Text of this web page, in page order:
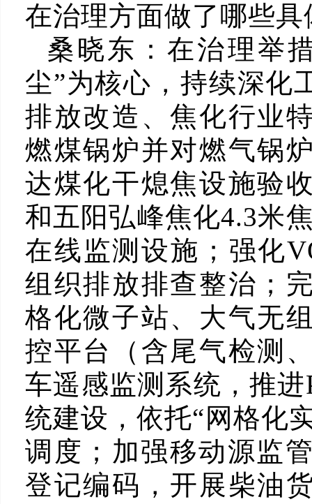
在治理方面做了哪些具
桑晓东：在治理举
尘”为核心，持续深化
排放改造、焦化行业
燃煤锅炉并对燃气锅
达煤化干熄焦设施验
和五阳弘峰焦化4.3米
在线监测设施；强化
组织排放排查整治；
格化微子站、大气无
控平台（含尾气检测
车遥感监测系统，推
统建设，依托“网格化
调度；加强移动源监
登记编码，开展柴油